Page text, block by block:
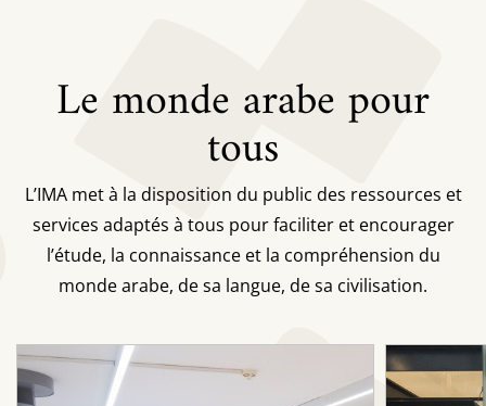
Le monde arabe pour
tous
L’IMA met à la disposition du public des ressources et
services adaptés à tous pour faciliter et encourager
l’étude, la connaissance et la compréhension du
monde arabe, de sa langue, de sa civilisation.